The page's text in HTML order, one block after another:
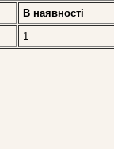
В наявностi
1